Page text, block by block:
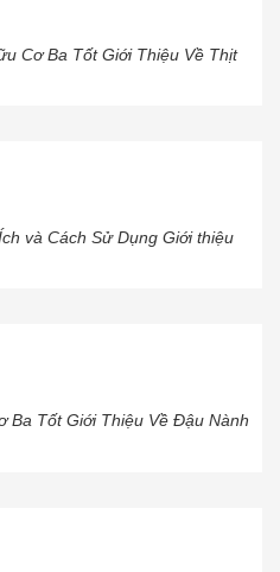
Cơ Ba Tốt Giới Thiệu Về Thịt
và Cách Sử Dụng Giới thiệu
Ba Tốt Giới Thiệu Về Đậu Nành